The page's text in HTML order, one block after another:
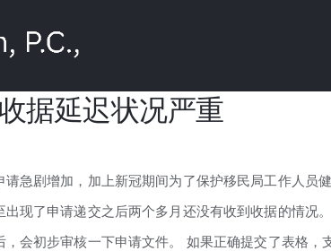
据延迟状况严重
急剧增加，加上新冠期间为了保护移民局工作人员
现了申请递交之后两个多月还没有收到收据的情况。
会初步审核一下申请文件。 如果正确提交了表格